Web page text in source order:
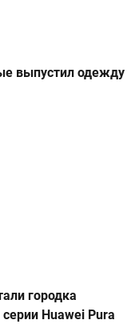
выпустил одежду
городка
Huawei Pura